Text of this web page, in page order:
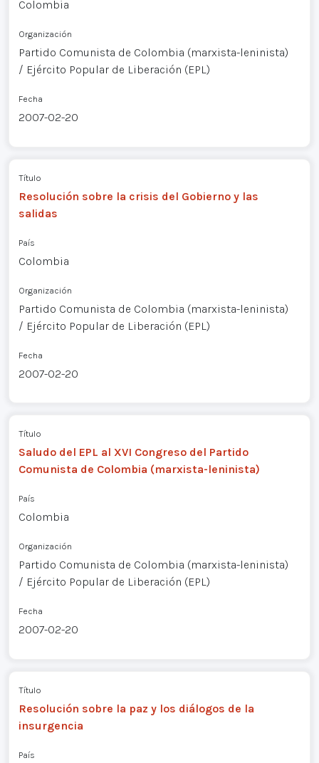
Colombia
Organización
Partido Comunista de Colombia (marxista-leninista)
/ Ejército Popular de Liberación (EPL)
Fecha
2007-02-20
Título
Resolución sobre la crisis del Gobierno y las
salidas
País
Colombia
Organización
Partido Comunista de Colombia (marxista-leninista)
/ Ejército Popular de Liberación (EPL)
Fecha
2007-02-20
Título
Saludo del EPL al XVI Congreso del Partido
Comunista de Colombia (marxista-leninista)
País
Colombia
Organización
Partido Comunista de Colombia (marxista-leninista)
/ Ejército Popular de Liberación (EPL)
Fecha
2007-02-20
Título
Resolución sobre la paz y los diálogos de la
insurgencia
País